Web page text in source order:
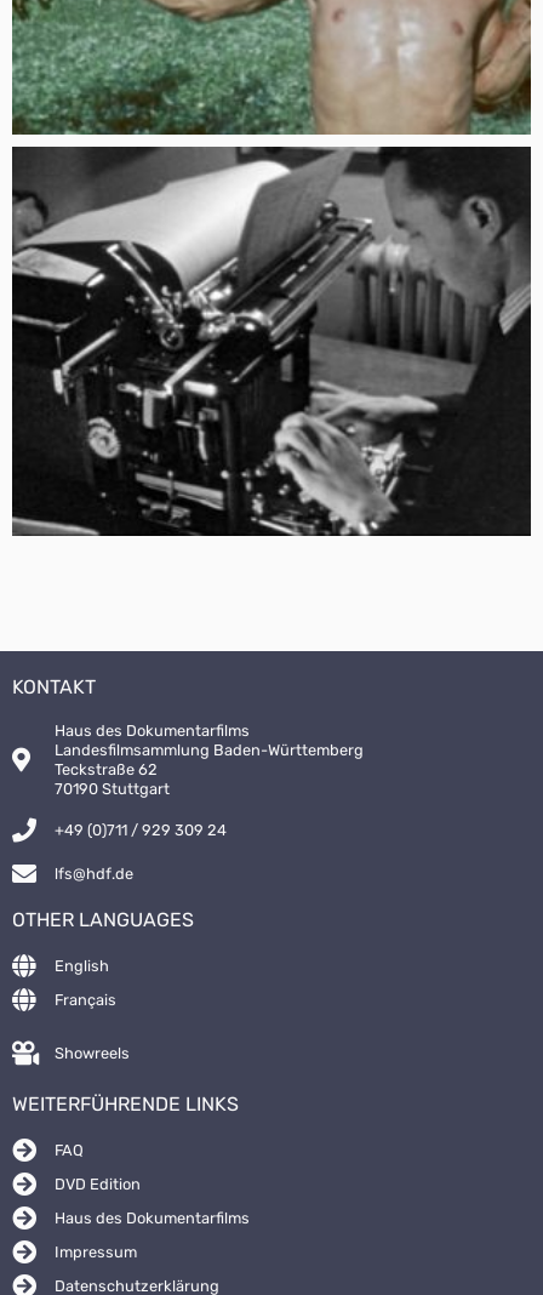
KONTAKT
Haus des Dokumentarfilms
Landesfilmsammlung Baden-Württemberg
Teckstraße 62
70190 Stuttgart
+49 (0)711 / 929 309 24
lfs@hdf.de
OTHER LANGUAGES
English
Français
Showreels
WEITERFÜHRENDE LINKS
FAQ
DVD Edition
Haus des Dokumentarfilms
Impressum
Datenschutzerklärung